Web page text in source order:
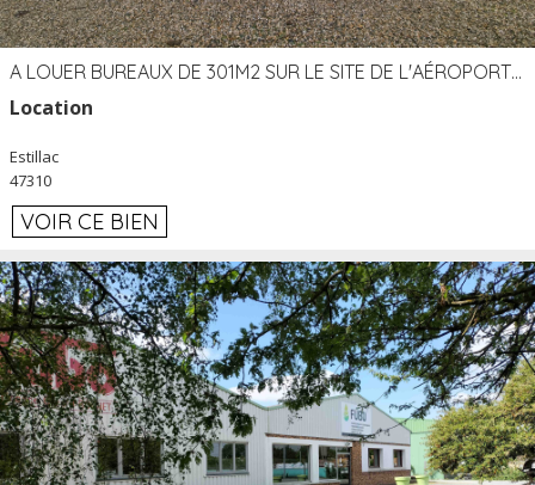
A LOUER BUREAUX DE 301M2 SUR LE SITE DE L'AÉROPORT AGEN LA GARENNE
Location
Estillac
47310
VOIR CE BIEN